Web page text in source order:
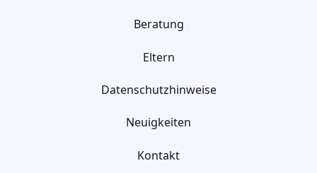
Beratung
Eltern
Datenschutzhinweise
Neuigkeiten
Kontakt